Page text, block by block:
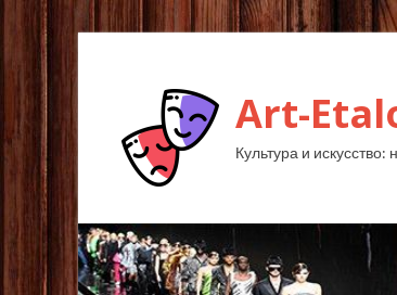
Art-
Культура и